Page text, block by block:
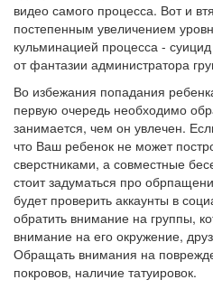
видео самого процесса. Вот и
постепенным увеличением
кульминацией процесса -
от фантазии администратора
Во избежания попадания
первую очередь необходимо
занимается, чем он увлечен.
что Ваш ребенок не может
сверстниками, а совместные
стоит задуматься про
будет проверить аккаунты в
обратить внимание на группы,
внимание на его окружение,
Обращать внимания на
покровов, наличие татуировок.